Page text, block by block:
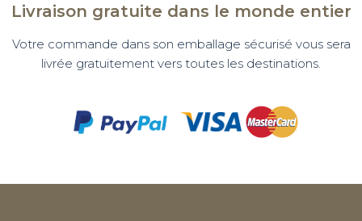
Livraison gratuite dans le monde entier
Votre commande dans son emballage sécurisé vous sera
livrée gratuitement vers toutes les destinations.